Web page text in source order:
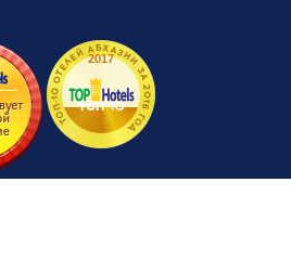
2017
топ-10
ТОП-10 ОТЕЛЕЙ АБХАЗИИ ЗА 2016 ГОД